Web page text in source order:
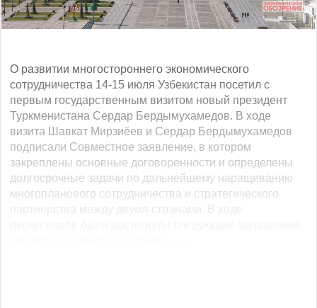
О развитии многостороннего экономического
сотрудничества 14-15 июля Узбекистан посетил с
первым государственным визитом новый президент
Туркменистана Сердар Бердымухамедов. В ходе
визита Шавкат Мирзиёев и Сердар Бердымухамедов
подписали Совместное заявление, в котором
закреплены основные договоренности и определены
долгосрочные задачи по дальнейшему наращиванию
многопланового сотрудничества и стратегического
партнерства между двумя странами. В ходе